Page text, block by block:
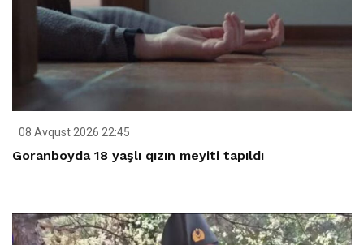
08 Avqust 2026 22:45
Goranboyda 18 yaşlı qızın meyiti tapıldı